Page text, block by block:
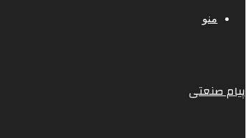
منو
پیام صنعتی